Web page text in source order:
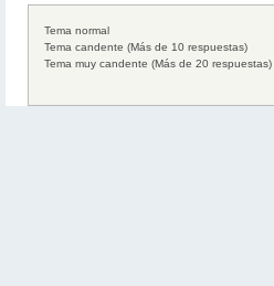
Tema normal
Tema candente (Más de 10 respuestas)
Tema muy candente (Más de 20 respuestas)